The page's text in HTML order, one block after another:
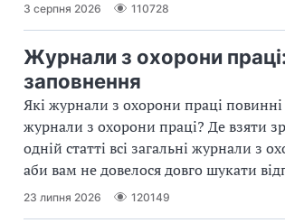
3 серпня 2026 110728
Журнали з охорони
заповнення
Які журнали з охорони праці
журнали з охорони праці? Де взяти
одній статті всі загальні журнали з
аби вам не довелося довго шукати
23 липня 2026 120149